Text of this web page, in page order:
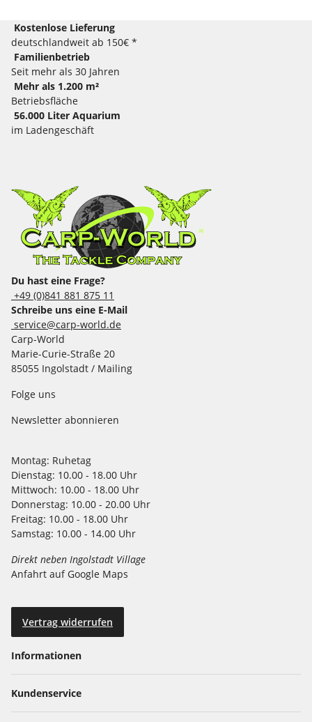
Kostenlose Lieferung
deutschlandweit ab 150€ *
Familienbetrieb
Seit mehr als 30 Jahren
Mehr als 1.200 m²
Betriebsfläche
56.000 Liter Aquarium
im Ladengeschäft
Du hast eine Frage?
+49 (0)841 881 875 11
Schreibe uns eine E-Mail
service@carp-world.de
Carp-World
Marie-Curie-Straße 20
85055 Ingolstadt / Mailing
Folge uns
Newsletter abonnieren
Montag: Ruhetag
Dienstag: 10.00 - 18.00 Uhr
Mittwoch: 10.00 - 18.00 Uhr
Donnerstag: 10.00 - 20.00 Uhr
Freitag: 10.00 - 18.00 Uhr
Samstag: 10.00 - 14.00 Uhr
Direkt neben Ingolstadt Village
Anfahrt auf Google Maps
Vertrag widerrufen
Informationen
Kundenservice